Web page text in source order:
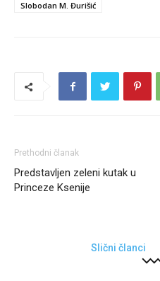
Slobodan M. Đurišić
Prethodni članak
Predstavljen zeleni kutak u
Princeze Ksenije
Slični članci